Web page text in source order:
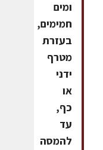
ומים
חמימים,
בעזרת
מטרף
ידני
או
כף,
עד
להמסה